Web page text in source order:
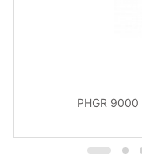
PHGR 9000